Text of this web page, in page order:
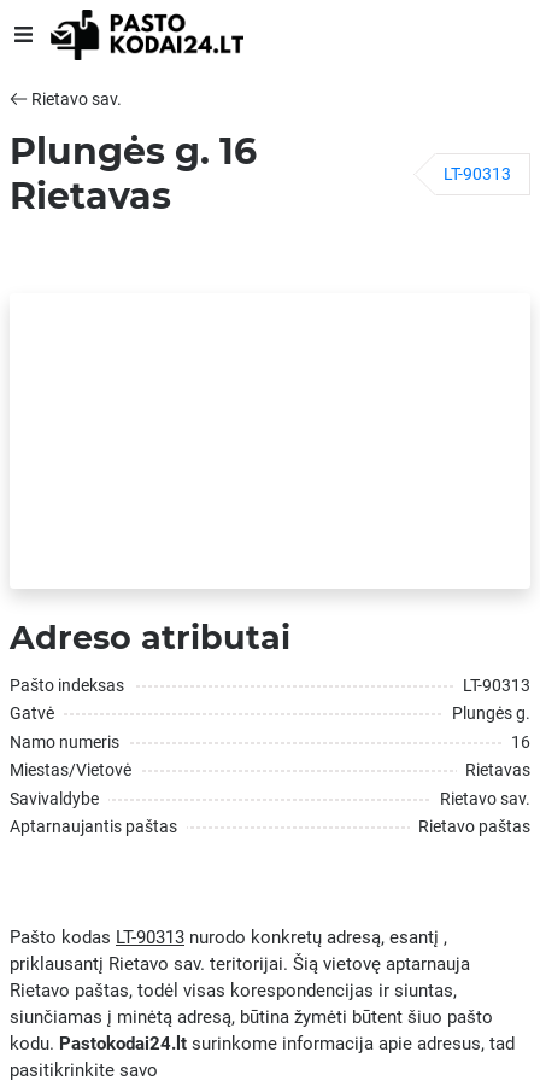
Rietavo sav.
Plungės g. 16
Rietavas
LT-90313
Adreso atributai
Pašto indeksas
LT-90313
Gatvė
Plungės g.
Namo numeris
16
Miestas/Vietovė
Rietavas
Savivaldybe
Rietavo sav.
Aptarnaujantis paštas
Rietavo paštas
Pašto kodas LT-90313 nurodo konkretų adresą, esantį ,
priklausantį Rietavo sav. teritorijai. Šią vietovę aptarnauja
Rietavo paštas, todėl visas korespondencijas ir siuntas,
siunčiamas į minėtą adresą, būtina žymėti būtent šiuo pašto
kodu. Pastokodai24.lt surinkome informacija apie adresus, tad
pasitikrinkite savo